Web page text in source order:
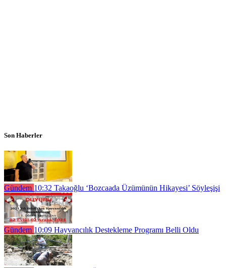
Son Haberler
Gündem 10:32 Takaoğlu ‘Bozcaada Üzümünün Hikayesi’ Söyleşişi
Gündem 10:09 Hayvancılık Destekleme Programı Belli Oldu